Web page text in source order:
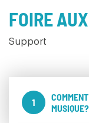
FOIRE
Support
1